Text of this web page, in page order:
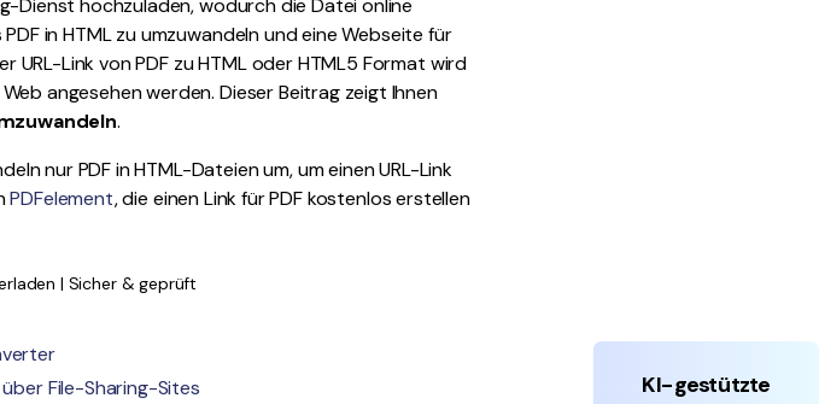
Dienst hochzuladen, wodurch die Datei online
in HTML zu umzuwandeln und eine Webseite für
Link von PDF zu HTML oder HTML5 Format wird
angesehen werden. Dieser Beitrag zeigt Ihnen
.
nur PDF in HTML-Dateien um, um einen URL-Link
PDFelement, die einen Link für PDF kostenlos erstellen
| Sicher & geprüft
File-Sharing-Sites
KI-gestützte